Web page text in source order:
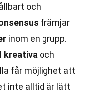
och
främjar
inom en grupp.
kreativa och
får möjlighet att
inte alltid är lätt